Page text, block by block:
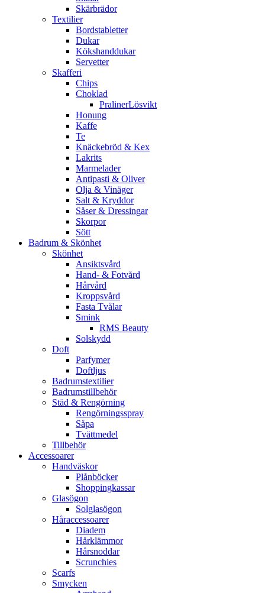
Skärbrädor
Textilier
Bordstabletter
Dukar
Kökshanddukar
Servetter
Skafferi
Chips
Choklad
PralinerLösvikt
Honung
Kaffe
Te
Knäckebröd & Kex
Lakrits
Marmelader
Antipasti & Oliver
Olja & Vinäger
Salt & Kryddor
Såser & Dressingar
Skorpor
Sött
Badrum & Skönhet
Skönhet
Ansiktsvård
Hand- & Fotvård
Hårvård
Kroppsvård
Fasta Tvålar
Smink
RMS Beauty
Solskydd
Doft
Parfymer
Doftljus
Badrumstextilier
Badrumstillbehör
Städ & Rengörning
Rengörningsspray
Såpa
Tvättmedel
Tillbehör
Accessoarer
Handväskor
Plånböcker
Shoppingkassar
Glasögon
Solglasögon
Håraccessoarer
Diadem
Hårklämmor
Hårsnoddar
Scrunchies
Scarfs
Smycken